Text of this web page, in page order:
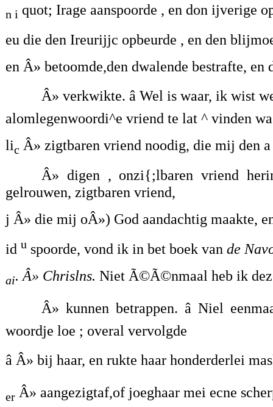
n i quot; Irage aanspoorde , en don ijverige
eu die den Ireurijjc opbeurde , en den
en Â» betoomde,den dwalende bestrafte, en
Â» verkwikte. â Wel is waar, ik wist
alomlegenwoordi^e vriend te lat ^ vinden
lic Â» zigtbaren vriend noodig, die mij den
Â» digen , onzi{;lbaren vriend
gelrouwen, zigtbaren vriend,
j Â» die mij oÂ») God aandachtig maakte,
idu spoorde, vond ik in bet boek van de
ai. Â» Chrislns. Niet Ã©Ã©nmaal heb ik
Â» kunnen betrappen. â Niel
woordje loe ; overal vervolgde
â Â» bij haar, en rukte haar honderderlei
er Â» aangezigtaf,of joeghaar mei ecne